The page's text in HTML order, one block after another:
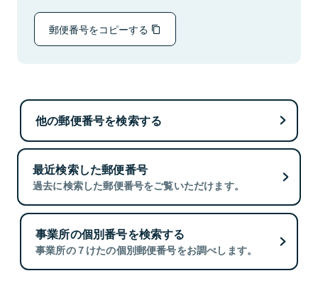
郵便番号をコピーする
他の郵便番号を検索する
最近検索した郵便番号
過去に検索した郵便番号をご覧いただけます。
事業所の個別番号を検索する
事業所の７けたの個別郵便番号をお調べします。